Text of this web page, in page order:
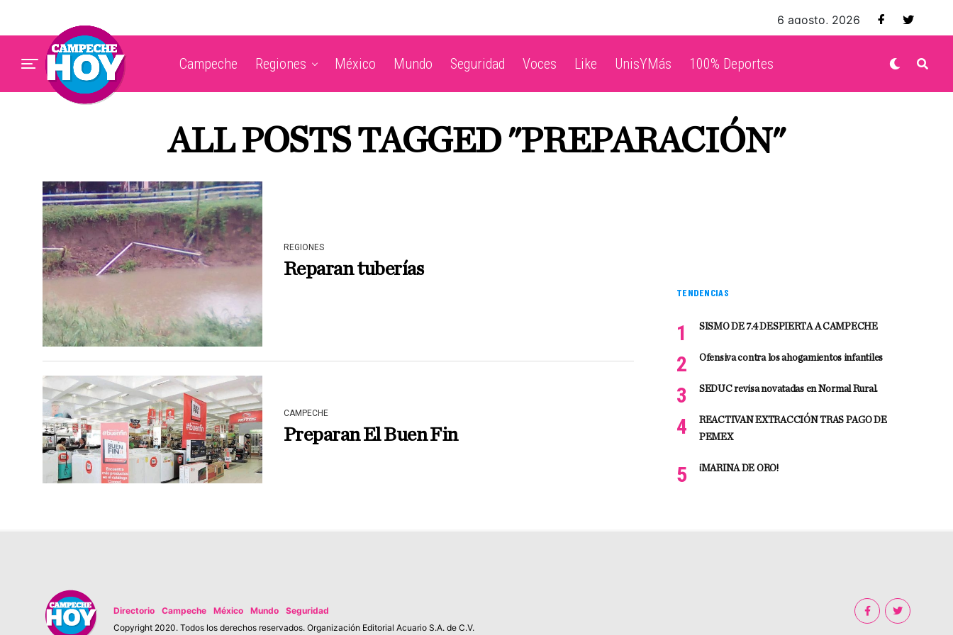
6 agosto, 2026
Campeche Regiones México Mundo Seguridad Voces Like UnisYMás 100% Deportes
ALL POSTS TAGGED "PREPARACIÓN"
REGIONES
Reparan tuberías
CAMPECHE
Preparan El Buen Fin
TENDENCIAS
SISMO DE 7.4 DESPIERTA A CAMPECHE
Ofensiva contra los ahogamientos infantiles
SEDUC revisa novatadas en Normal Rural.
REACTIVAN EXTRACCIÓN TRAS PAGO DE
PEMEX
¡MARINA DE ORO!
Directorio Campeche México Mundo
Seguridad
Copyright 2020. Todos los derechos reservados. Organización Editorial Acuario S.A. de C.V.